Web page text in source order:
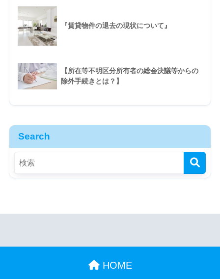
『賃貸物件の退去の現状について』
【所在等不明区分所有者の総会決議等からの
除外手続きとは？】
Search
HOME